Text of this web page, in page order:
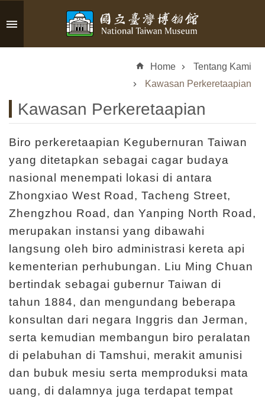
Skip to main content
c
e
S
e
a
c
h
I
n
f
Home
Tentang Kami
Kawasan Perkeretaapian
Kawasan Perkeretaapian
Biro perkeretaapian Kegubernuran Taiwan
yang ditetapkan sebagai cagar budaya
nasional menempati lokasi di antara
Zhongxiao West Road, Tacheng Street,
Zhengzhou Road, dan Yanping North Road,
merupakan instansi yang dibawahi
langsung oleh biro administrasi kereta api
kementerian perhubungan. Liu Ming Chuan
bertindak sebagai gubernur Taiwan di
tahun 1884, dan mengundang beberapa
konsultan dari negara Inggris dan Jerman,
serta kemudian membangun biro peralatan
di pelabuhan di Tamshui, merakit amunisi
dan bubuk mesiu serta memproduksi mata
uang, di dalamnya juga terdapat tempat